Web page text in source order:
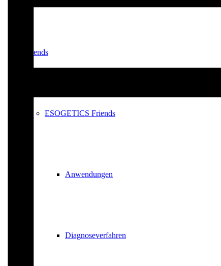
Friends
ESOGETICS Friends
Anwendungen
Diagnoseverfahren